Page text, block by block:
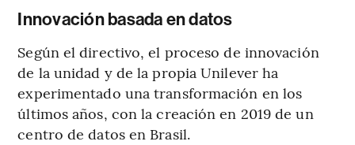
Innovación basada en datos
Según el directivo, el proceso de innovación
de la unidad y de la propia Unilever ha
experimentado una transformación en los
últimos años, con la creación en 2019 de un
centro de datos en Brasil.